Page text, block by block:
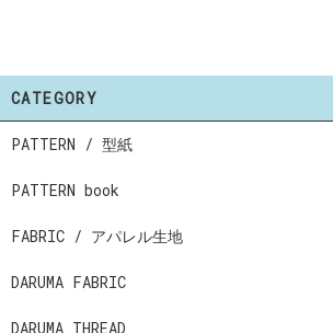
CATEGORY
PATTERN / 型紙
PATTERN book
FABRIC / アパレル生地
DARUMA FABRIC
DARUMA THREAD